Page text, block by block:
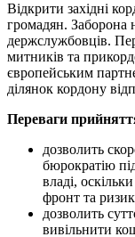
Відкрити західні
громадян. Заборона
держслужбовців.
митників та
європейським
ділянок кордону
Переваги
дозволить
бюрократію
владі,
фронт та
дозволить
вивільнити